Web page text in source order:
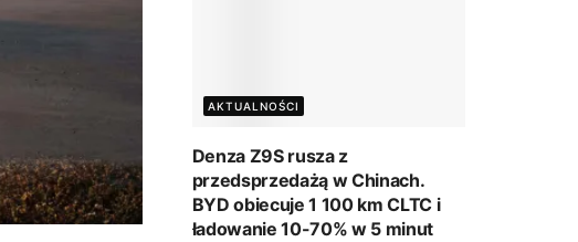
AKTUALNOŚCI
Denza Z9S rusza z
przedsprzedażą w Chinach.
BYD obiecuje 1 100 km CLTC i
ładowanie 10-70% w 5 minut